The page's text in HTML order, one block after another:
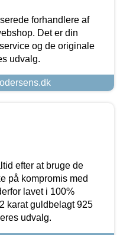
forhandlere af
Det er din
og de originale
udvalg.
efter at bruge de
på kompromis med
lavet i 100%
karat guldbelagt 925
udvalg.